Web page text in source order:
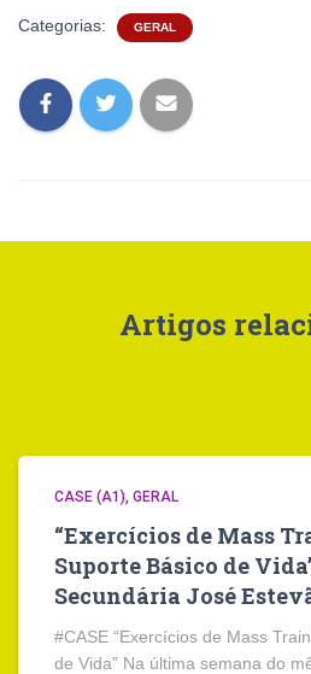
Categorias: GERAL
Artigos
CASE (A1) GERAL
“Exercícios de Mass
Suporte Básico de
Secundária José
#CASE “Exercícios de Mass
de Vida” Na última semana do